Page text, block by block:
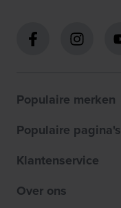
Populaire merken
Populaire pagina's
Klantenservice
Over ons